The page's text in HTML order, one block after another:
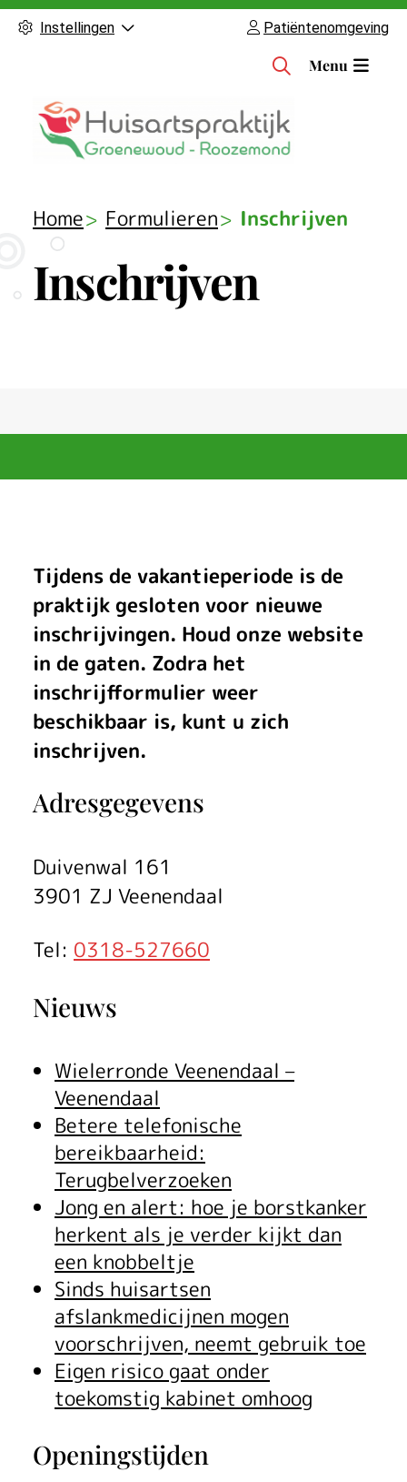
Instellingen Patiëntenomgeving
H
e
n
Menu
Home Formulieren Inschrijven
Inschrijven
I
n
s
c
h
r
i
j
v
e
n
Tijdens de vakantieperiode is de
praktijk gesloten voor nieuwe
inschrijvingen. Houd onze website
in de gaten. Zodra het
inschrijfformulier weer
beschikbaar is, kunt u zich
inschrijven.
Adresgegevens
Duivenwal 161
3901 ZJ Veenendaal
Tel: 0318-527660
Nieuws
Wielerronde Veenendaal –
Veenendaal
Betere telefonische
bereikbaarheid:
Terugbelverzoeken
Jong en alert: hoe je borstkanker
herkent als je verder kijkt dan
een knobbeltje
Sinds huisartsen
afslankmedicijnen mogen
voorschrijven, neemt gebruik toe
Eigen risico gaat onder
toekomstig kabinet omhoog
Openingstijden